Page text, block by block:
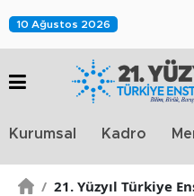
10 Ağustos 2026
Kurumsal Kadro
/ 21. Yüzyıl Türkiye